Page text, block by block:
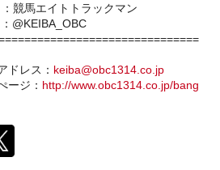
馬エイトトラックマン
@KEIBA_OBC
ドレス： keiba@obc1314.co.jp
ージ： http://www.obc1314.co.jp/bang